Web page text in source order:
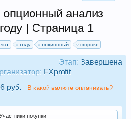
опционный анализ
| Страница 1
году опционный форекс
Этап: Завершена
FXprofit
руб.
В какой валюте оплачивать?
Участники покупки